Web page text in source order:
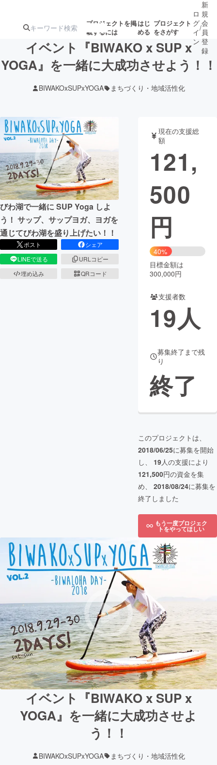
プロジェクトを掲
載するには
はじ
める
プロジェクト
をさがす
ターン
ジェクト
募集終了が近いプ
ロジェクト
もうすぐ公開
されます
アート・写真 音楽
テクノロジー・ガジェット ゲーム・サ
映像・映画
ビジネス・起業
まちづくり・地域活性化
CAMPFIRE for Social Good
CAMPFIRE Creation
CAMPFIREふるさと納税
コミュニティ
ロ
グ
イ
ン
/
新
規
会
員
登
録
イベント『BIWAKO x SUP x
YOGA』を一緒に大成功させよう！！
BIWAKOxSUPxYOGA まちづくり・地域活性化
びわ湖で一緒に SUP Yoga しよ
う！ サップ、サップヨガ、ヨガを
通じてびわ湖を盛り上げたい！！
ポスト
シェア
LINEで送る
URLコピー
埋め込み
QRコード
現在の支援総
額
121,
500
円
40%
目標金額は
300,000円
支援者数
19人
募集終了まで残
り
終了
このプロジェクトは、
2018/06/25に募集を開始
し、 19人の支援により
121,500円の資金を集
め、 2018/08/24に募集を
終了しました
もう一度プロジェク
トをやってほしい
イベント『BIWAKO x SUP x
YOGA』を一緒に大成功させよ
う！！
BIWAKOxSUPxYOGA まちづくり・地域活性化